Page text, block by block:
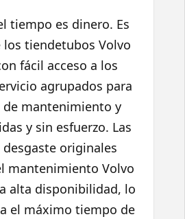
tiempo es dinero. Es
los tiendetubos Volvo
fácil acceso a los
agrupados para
de mantenimiento y
y sin esfuerzo. Las
desgaste originales
mantenimiento Volvo
alta disponibilidad, lo
el máximo tiempo de